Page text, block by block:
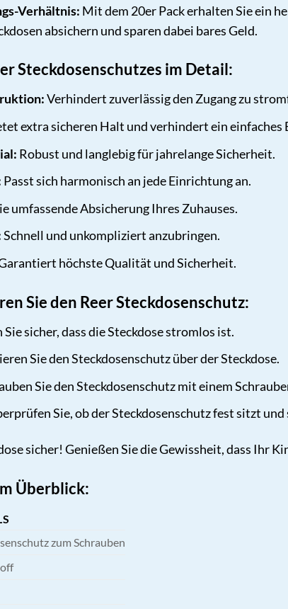
Verhältnis: Mit dem 20er Pack erhalten Sie ein
absichern und sparen dabei bares Geld.
Steckdosenschutzes im Detail:
Verhindert zuverlässig den Zugang zu
extra sicheren Halt und verhindert ein einfaches
Robust und langlebig für jahrelange Sicherheit.
Passt sich harmonisch an jede Einrichtung an.
umfassende Absicherung Ihres Zuhauses.
Schnell und unkompliziert anzubringen.
höchste Qualität und Sicherheit.
Sie den Reer Steckdosenschutz:
Sie sicher, dass die Steckdose stromlos ist.
Sie den Steckdosenschutz über der Steckdose.
Sie den Steckdosenschutz mit einem
Sie, ob der Steckdosenschutz fest sitzt
sicher! Genießen Sie die Gewissheit, dass Ihr
Überblick:
zum Schrauben